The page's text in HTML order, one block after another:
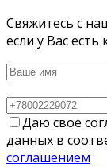
Свяжитесь с
если у Вас
Даю своё
данных в
соглашением